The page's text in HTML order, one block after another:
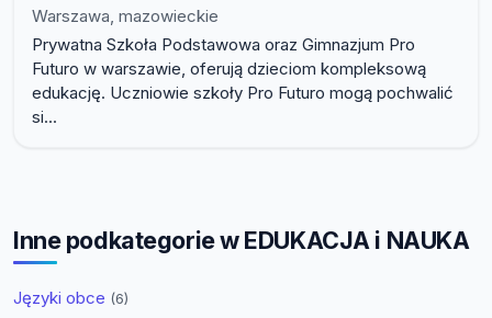
Warszawa, mazowieckie
Prywatna Szkoła Podstawowa oraz Gimnazjum Pro
Futuro w warszawie, oferują dzieciom kompleksową
edukację. Uczniowie szkoły Pro Futuro mogą pochwalić
si...
Inne podkategorie w EDUKACJA i NAUKA
Języki obce (6)